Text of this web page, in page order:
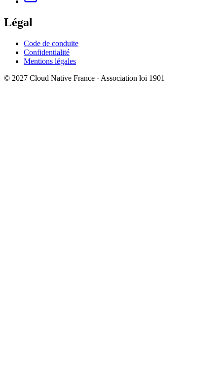
Légal
Code de conduite
Confidentialité
Mentions légales
© 2027 Cloud Native France · Association loi 1901